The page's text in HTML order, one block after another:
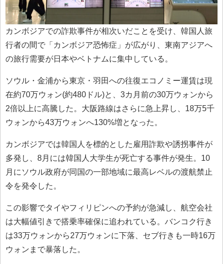
カンボジアでの詐欺事件が相次いだことを受け、韓国人旅
行者の間で「カンボジア恐怖症」が広がり、東南アジアへ
の旅行需要が日本やベトナムに集中している。
ソウル・金浦から東京・羽田への往復エコノミー運賃は現
在約70万ウォン(約480ドル)と、3カ月前の30万ウォンから
2倍以上に高騰した。大阪路線はさらに急上昇し、18万5千
ウォンから43万ウォンへ130%増となった。
カンボジアでは韓国人を標的とした雇用詐欺や誘拐事件が
多発し、8月には韓国人大学生が死亡する事件が発生。10
月にソウル政府が同国の一部地域に最高レベルの渡航禁止
令を発令した。
この影響でタイやフィリピンへの予約が急減し、航空会社
は大幅値引きで搭乗率確保に追われている。バンコク行き
は33万ウォンから27万ウォンに下落、セブ行きも一時16万
ウォンまで暴落した。